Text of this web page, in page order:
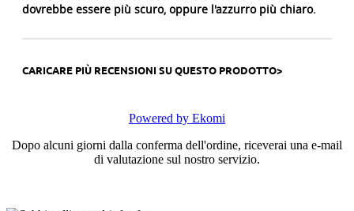
dovrebbe essere più scuro, oppure l'azzurro più chiaro.
CARICARE PIÙ RECENSIONI SU QUESTO PRODOTTO>
Powered by Ekomi
Dopo alcuni giorni dalla conferma dell'ordine, riceverai una e-mail
di valutazione sul nostro servizio.